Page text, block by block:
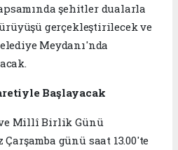
şehitler dualarla
gerçekleştirilecek ve
Meydanı'nda
Başlayacak
ve Millî Birlik Günü
günü saat 13.00'te